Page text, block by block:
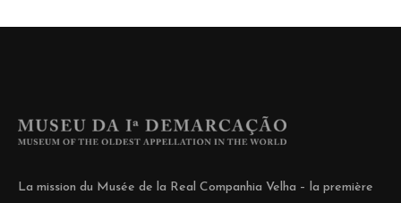
La mission du Musée de la Real Companhia Velha – la première